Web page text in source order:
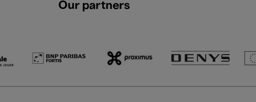
Our partners